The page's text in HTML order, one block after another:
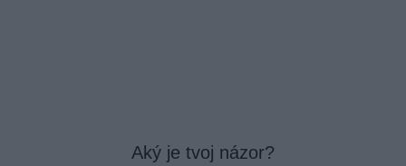
Aký je tvoj názor?